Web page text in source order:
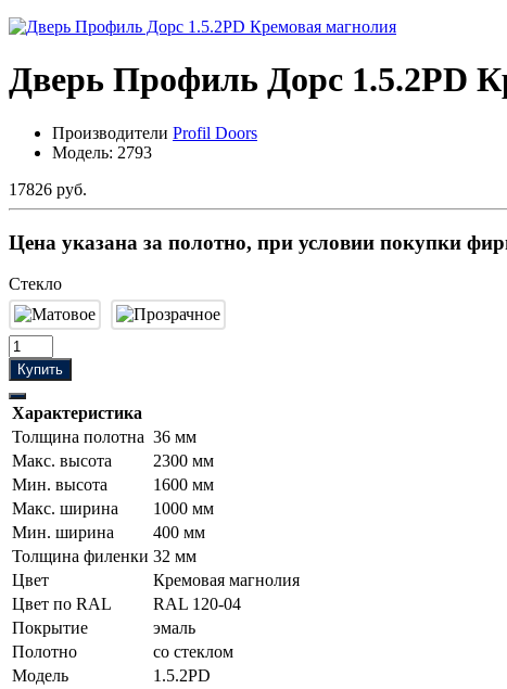
Дверь Профиль Дорс 1.5.2PD
Производители Profil Doors
Модель: 2793
17826 руб.
Цена указана за полотно, при условии покупки
Стекло
Купить
Характеристика
Толщина полотна 36 мм
Макс. высота
2300 мм
Мин. высота
1600 мм
Макс. ширина
1000 мм
Мин. ширина
400 мм
Толщина филенки 32 мм
Цвет
Кремовая магнолия
Цвет по RAL
RAL 120-04
Покрытие
эмаль
Полотно
со стеклом
Модель
1.5.2PD